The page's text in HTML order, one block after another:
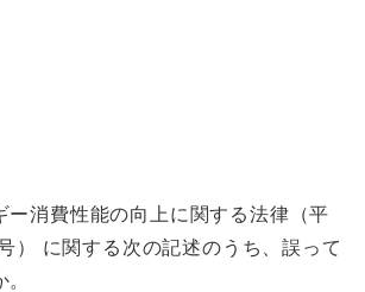
ー消費性能の向上に関する法律（平
） に関する次の記述のうち、誤って